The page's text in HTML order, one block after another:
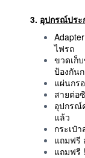
3. อุปกรณ์ประ
ไฟรถ
ขวดเก็
ป้องกัน
แผ่นกร
สายต่อ
อุปกรณ์
แล้ว
กระเป๋
แถมฟรี
แถมฟรี